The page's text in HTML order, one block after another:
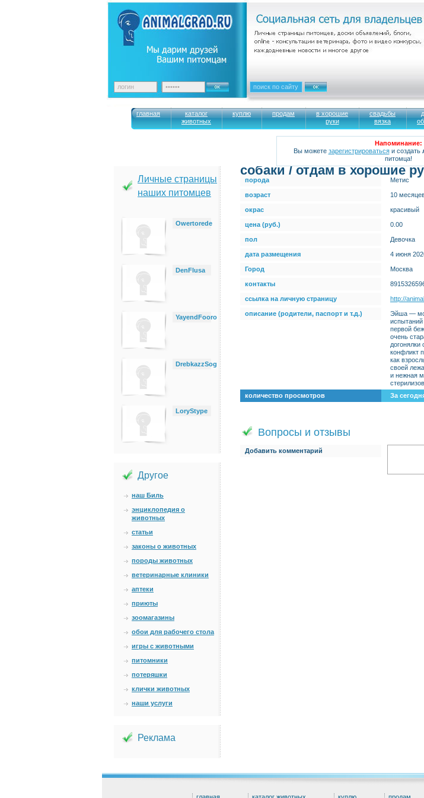
главная
каталог
животных
куплю продам
в хорошие
руки
свадьбы
вязка
Напоминание:
Вы можете зарегистрироватьсяи создать
питомца!
Личные страницы
наших питомцев
Owertorede
DenFlusa
YayendFooro
DrebkazzSog
LoryStype
Другое
наш Биль
энциклопедия о
животных
статьи
законы о животных
породы животных
ветеринарные клиники
аптеки
приюты
зоомагазины
обои для рабочего стола
игры с животными
питомники
потеряшки
клички животных
наши услуги
Реклама
cобаки / отдам в хорошие
порода Метис
возраст 10
окрас красивый
цена (руб.) 0.00
пол Девочка
дата размещения 4 июня
Город Москва
контакты
ссылка на личную страницу http://
описание (родители, паспорт и т.д.)
Эйша —
первой
очень
конфликт
как
своей
и нежная
количество просмотров
За
Вопросы и отзывы
Добавить комментарий